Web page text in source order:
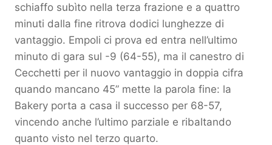
schiaffo subìto nella terza frazione e a quattro
minuti dalla fine ritrova dodici lunghezze di
vantaggio. Empoli ci prova ed entra nell’ultimo
minuto di gara sul -9 (64-55), ma il canestro di
Cecchetti per il nuovo vantaggio in doppia cifra
quando mancano 45” mette la parola fine: la
Bakery porta a casa il successo per 68-57,
vincendo anche l’ultimo parziale e ribaltando
quanto visto nel terzo quarto.